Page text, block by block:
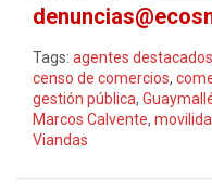
Tags: agentes destacados
censo de comercios,
gestión pública,
Marcos Calvente,
Viandas